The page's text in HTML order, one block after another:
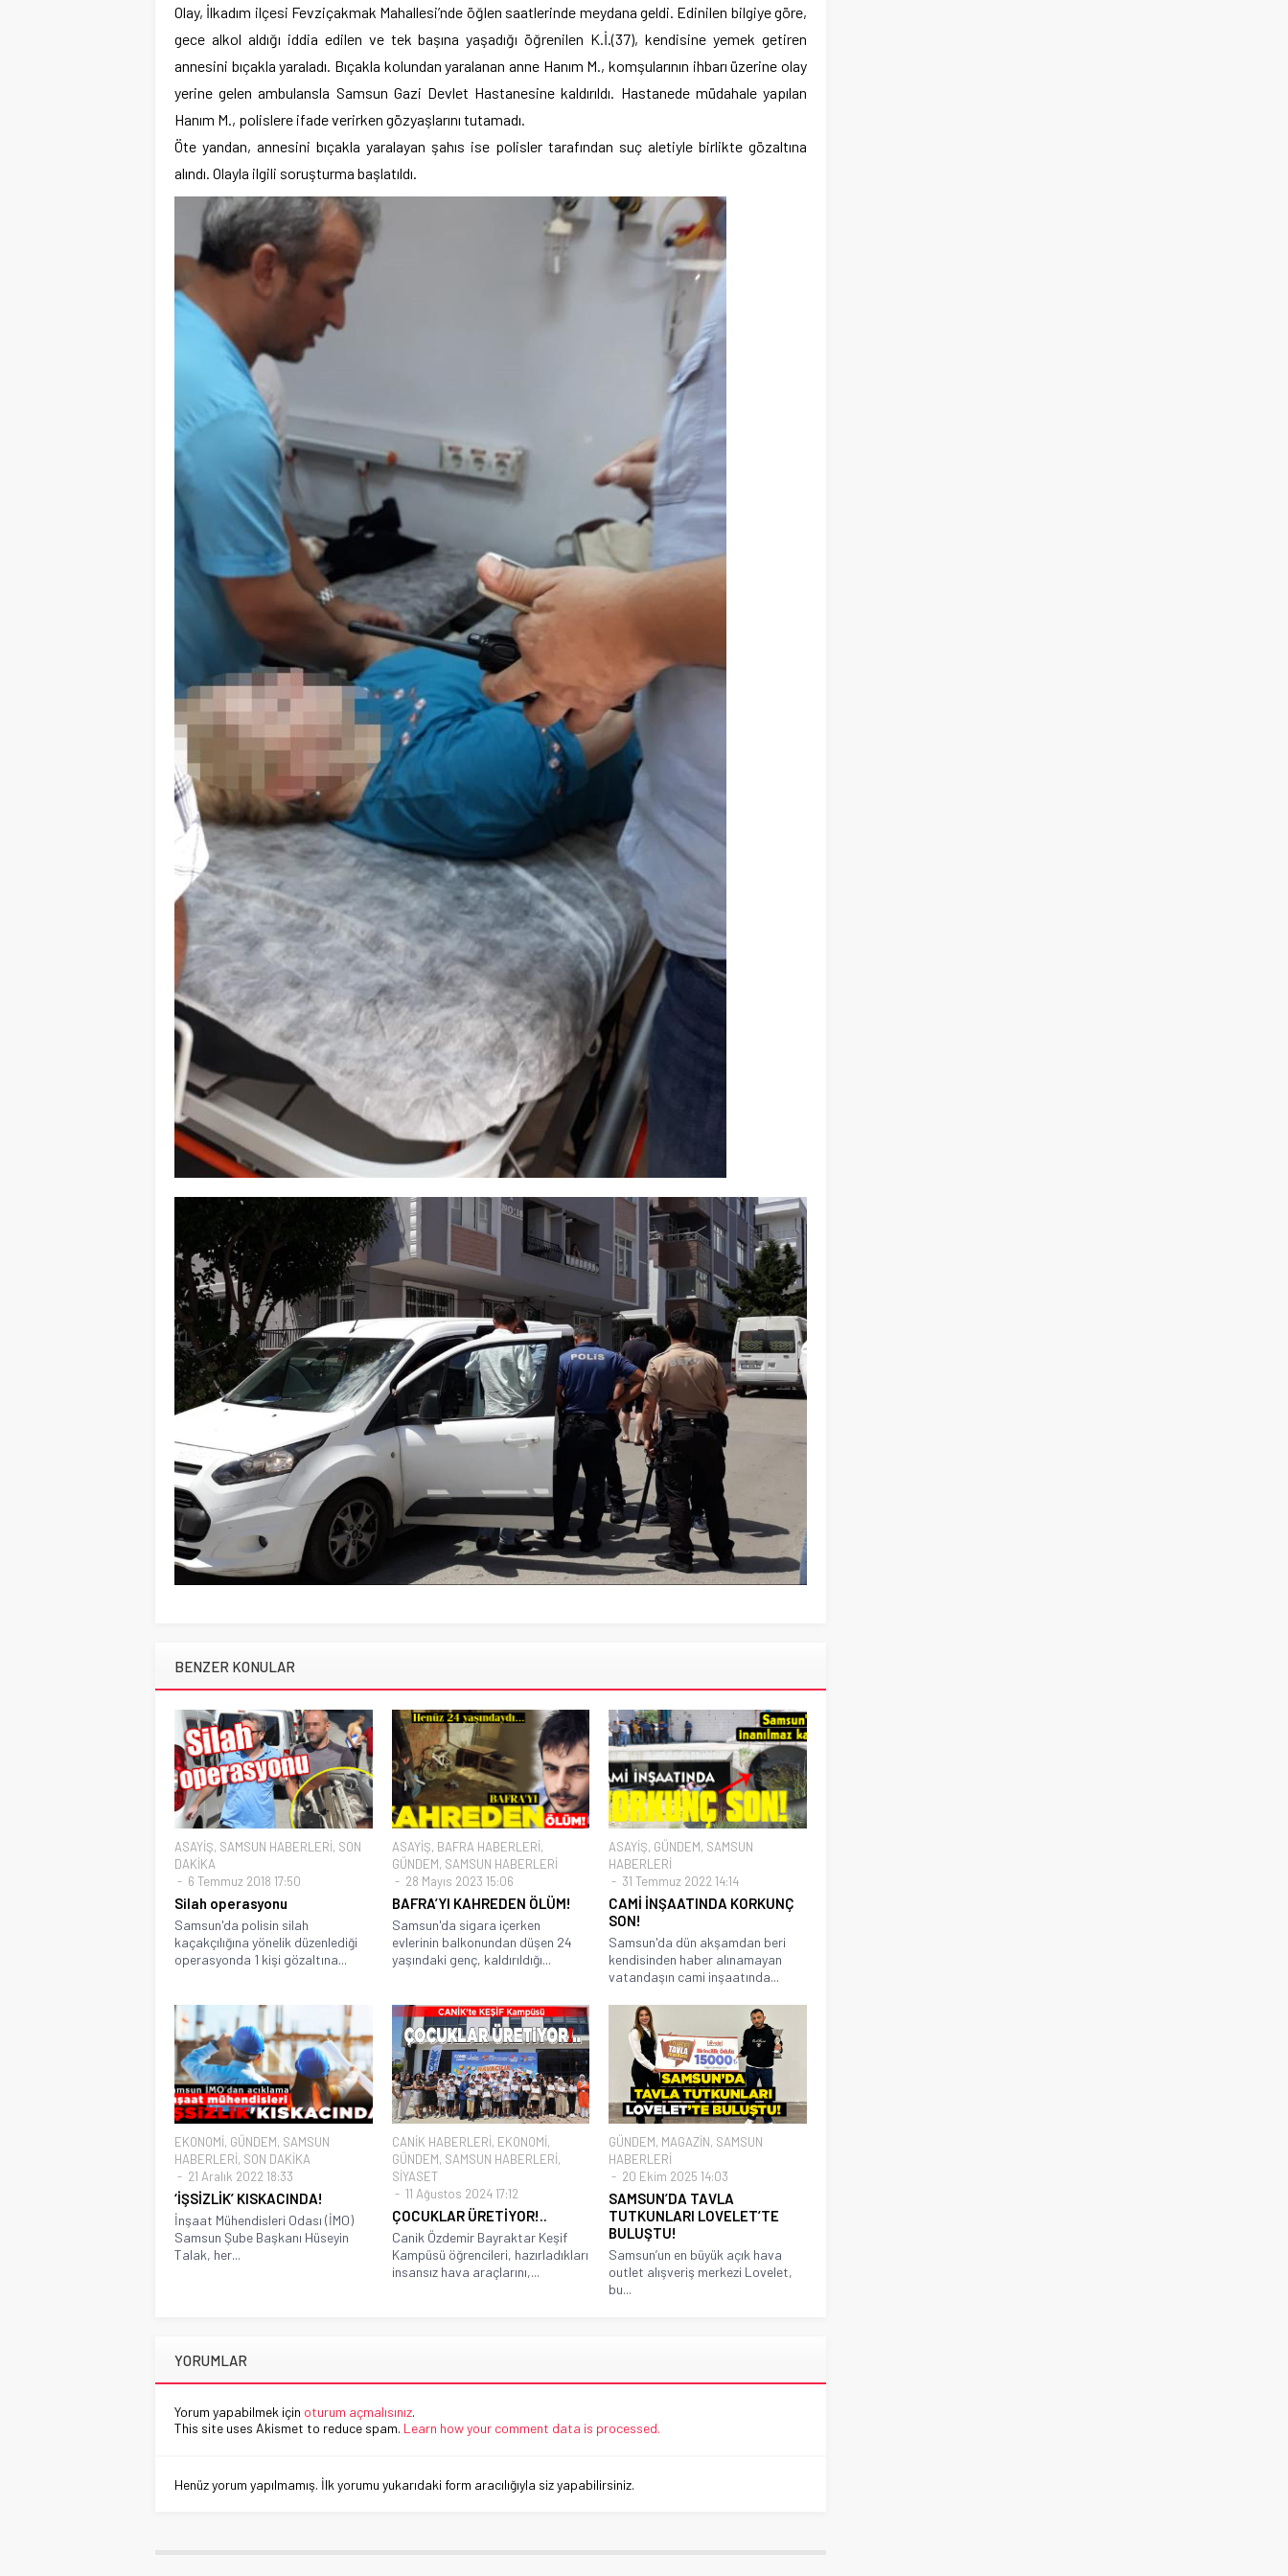
Olay, İlkadım ilçesi Fevziçakmak Mahallesi’nde öğlen saatlerinde meydana geldi. Edinilen bilgiye göre,
gece alkol aldığı iddia edilen ve tek başına yaşadığı öğrenilen K.İ.(37), kendisine yemek getiren
annesini bıçakla yaraladı. Bıçakla kolundan yaralanan anne Hanım M., komşularının ihbarı üzerine olay
yerine gelen ambulansla Samsun Gazi Devlet Hastanesine kaldırıldı. Hastanede müdahale yapılan
Hanım M., polislere ifade verirken gözyaşlarını tutamadı.
Öte yandan, annesini bıçakla yaralayan şahıs ise polisler tarafından suç aletiyle birlikte gözaltına
alındı. Olayla ilgili soruşturma başlatıldı.
BENZER KONULAR
ASAYİŞ, SAMSUN HABERLERİ, SON
DAKİKA
6 Temmuz 2018 17:50
Silah operasyonu
Samsun'da polisin silah
kaçakçılığına yönelik düzenlediği
operasyonda 1 kişi gözaltına...
ASAYİŞ, BAFRA HABERLERİ,
GÜNDEM, SAMSUN HABERLERİ
28 Mayıs 2023 15:06
BAFRA’YI KAHREDEN ÖLÜM!
Samsun'da sigara içerken
evlerinin balkonundan düşen 24
yaşındaki genç, kaldırıldığı...
ASAYİŞ, GÜNDEM, SAMSUN
HABERLERİ
31 Temmuz 2022 14:14
CAMİ İNŞAATINDA KORKUNÇ
SON!
Samsun'da dün akşamdan beri
kendisinden haber alınamayan
vatandaşın cami inşaatında...
EKONOMİ, GÜNDEM, SAMSUN
HABERLERİ, SON DAKİKA
21 Aralık 2022 18:33
‘İŞSİZLİK’ KISKACINDA!
İnşaat Mühendisleri Odası (İMO)
Samsun Şube Başkanı Hüseyin
Talak, her...
CANİK HABERLERİ, EKONOMİ,
GÜNDEM, SAMSUN HABERLERİ,
SİYASET
11 Ağustos 2024 17:12
ÇOCUKLAR ÜRETİYOR!..
Canik Özdemir Bayraktar Keşif
Kampüsü öğrencileri, hazırladıkları
insansız hava araçlarını,...
GÜNDEM, MAGAZİN, SAMSUN
HABERLERİ
20 Ekim 2025 14:03
SAMSUN’DA TAVLA
TUTKUNLARI LOVELET’TE
BULUŞTU!
Samsun’un en büyük açık hava
outlet alışveriş merkezi Lovelet,
bu...
YORUMLAR
Yorum yapabilmek için oturum açmalısınız.
This site uses Akismet to reduce spam. Learn how your comment data is processed.
Henüz yorum yapılmamış. İlk yorumu yukarıdaki form aracılığıyla siz yapabilirsiniz.